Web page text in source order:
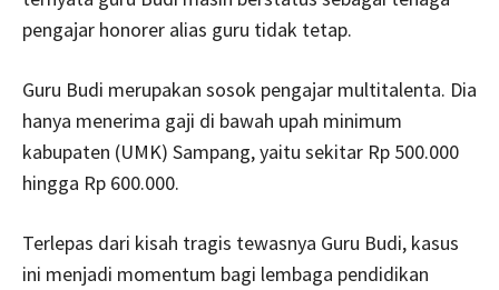
pengajar honorer alias guru tidak tetap.
Guru Budi merupakan sosok pengajar multitalenta. Dia
hanya menerima gaji di bawah upah minimum
kabupaten (UMK) Sampang, yaitu sekitar Rp 500.000
hingga Rp 600.000.
Terlepas dari kisah tragis tewasnya Guru Budi, kasus
ini menjadi momentum bagi lembaga pendidikan